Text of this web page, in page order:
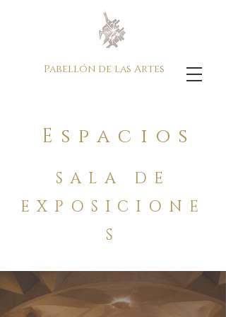
Pabellón de las Artes
Espacios
SALA DE
EXPOSICIONE
S